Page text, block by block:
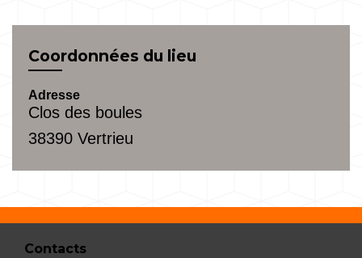
Coordonnées du lieu
Adresse
Clos des boules
38390 Vertrieu
Contacts